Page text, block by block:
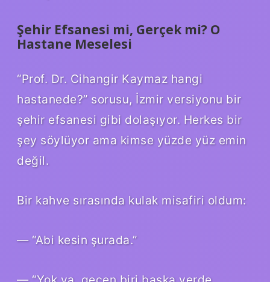
Şehir Efsanesi mi, Gerçek mi? O
Hastane Meselesi
“Prof. Dr. Cihangir Kaymaz hangi
hastanede?” sorusu, İzmir versiyonu bir
şehir efsanesi gibi dolaşıyor. Herkes bir
şey söylüyor ama kimse yüzde yüz emin
değil.
Bir kahve sırasında kulak misafiri oldum:
— “Abi kesin şurada.”